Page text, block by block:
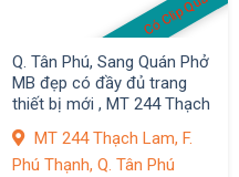
Có Clip Quán
Q. Tân Phú, Sang Quán Phở
MB đẹp có đầy đủ trang
thiết bị mới , MT 244 Thạch
MT 244 Thạch Lam, F.
Phú Thạnh, Q. Tân Phú